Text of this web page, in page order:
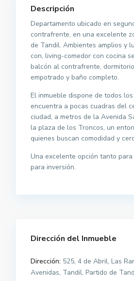
Descripción
Departamento ubicado en
contrafrente, en una excelente
de Tandil. Ambientes amplios y
con, living-comedor con cocina
balcón al contrafrente,
empotrado y baño completo.
El inmueble dispone de todos
encuentra a pocas cuadras del
ciudad, a metros de la Avenida
la plaza de los Troncos, un
quienes buscan comodidad y
Una excelente opción tanto para
para inversión.
Dirección del Inmueble
Dirección: 525, 4 de Abril, Las
Avenidas, Tandil, Partido de